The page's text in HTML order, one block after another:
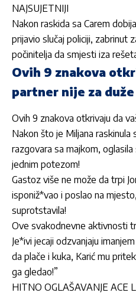
NAJSUJETNIJI
Nakon raskida sa Carem
prijavio slučaj policiji, zabrinut
počinitelja da smjesti iza
Ovih 9 znakova
partner nije za
Ovih 9 znakova otkrivaju da
Nakon što je Miljana raskinula
razgovara sa majkom, oglasila
jednim potezom!
Gastoz više ne može da trpi
isponiž*vao i poslao na
suprotstavila!
Ove svakodnevne aktivnosti
Je*ivi jecaji odzvanjaju
da plače i kuka, Karić mu
ga gledao!”
HITNO OGLAŠAVANJE ACE